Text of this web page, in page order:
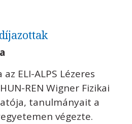
ELI-ALPS Lézeres
REN Wigner Fizikai
tanulmányait a
végezte.